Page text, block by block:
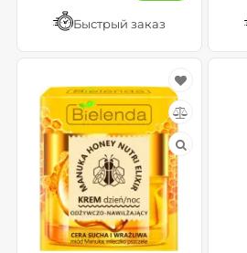
Быстрый заказ